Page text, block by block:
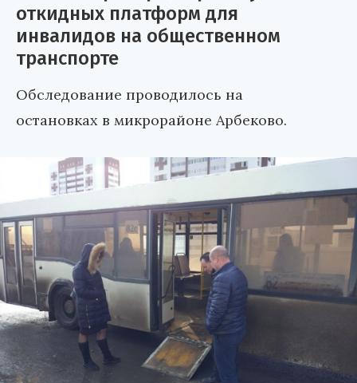
откидных платформ для
инвалидов на общественном
транспорте
Обследование проводилось на
остановках в микрорайоне Арбеково.